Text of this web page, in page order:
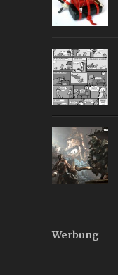
Werbung